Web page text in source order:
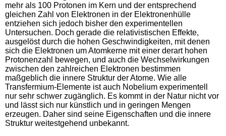
mehr als 100 Protonen im Kern und der entsprechend
gleichen Zahl von Elektronen in der Elektronenhülle
entziehen sich jedoch bisher den experimentellen
Untersuchen. Doch gerade die relativistischen Effekte,
ausgelöst durch die hohen Geschwindigkeiten, mit denen
sich die Elektronen um Atomkerne mit einer derart hohen
Protonenzahl bewegen, und auch die Wechselwirkungen
zwischen den zahlreichen Elektronen bestimmen
maßgeblich die innere Struktur der Atome. Wie alle
Transfermium-Elemente ist auch Nobelium experimentell
nur sehr schwer zugänglich. Es kommt in der Natur nicht vor
und lässt sich nur künstlich und in geringen Mengen
erzeugen. Daher sind seine Eigenschaften und die innere
Struktur weitestgehend unbekannt.